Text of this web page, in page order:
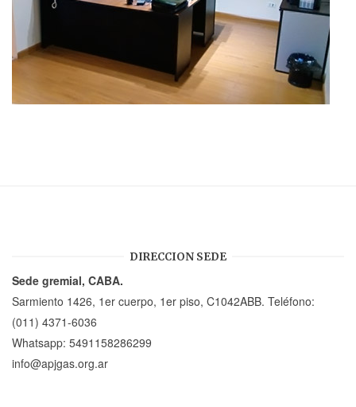
DIRECCION SEDE
Sede gremial, CABA.
Sarmiento 1426, 1er cuerpo, 1er piso, C1042ABB. Teléfono:
(011) 4371-6036
Whatsapp: 5491158286299
info@apjgas.org.ar